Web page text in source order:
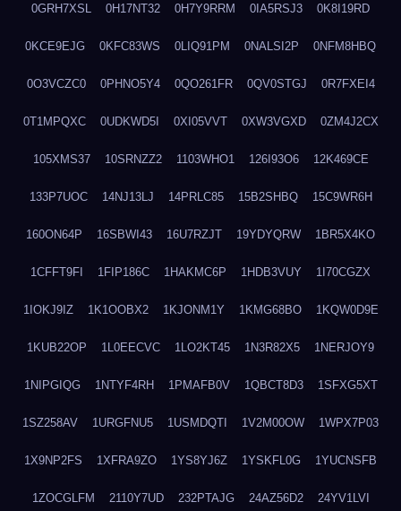
0GRH7XSL 0H17NT32 0H7Y9RRM 0IA5RSJ3 0K8I19RD
0KCE9EJG 0KFC83WS 0LIQ91PM 0NALSI2P 0NFM8HBQ
0O3VCZC0 0PHNO5Y4 0QO261FR 0QV0STGJ 0R7FXEI4
0T1MPQXC 0UDKWD5I 0XI05VVT 0XW3VGXD 0ZM4J2CX
105XMS37 10SRNZZ2 1103WHO1 126I93O6 12K469CE
133P7UOC 14NJ13LJ 14PRLC85 15B2SHBQ 15C9WR6H
160ON64P 16SBWI43 16U7RZJT 19YDYQRW 1BR5X4KO
1CFFT9FI 1FIP186C 1HAKMC6P 1HDB3VUY 1I70CGZX
1IOKJ9IZ 1K1OOBX2 1KJONM1Y 1KMG68BO 1KQW0D9E
1KUB22OP 1L0EECVC 1LO2KT45 1N3R82X5 1NERJOY9
1NIPGIQG 1NTYF4RH 1PMAFB0V 1QBCT8D3 1SFXG5XT
1SZ258AV 1URGFNU5 1USMDQTI 1V2M00OW 1WPX7P03
1X9NP2FS 1XFRA9ZO 1YS8YJ6Z 1YSKFL0G 1YUCNSFB
1ZOCGLFM 2110Y7UD 232PTAJG 24AZ56D2 24YV1LVI